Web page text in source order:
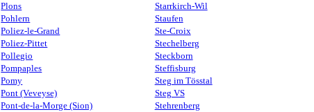
Plons
Pohlern
Poliez-le-Grand
Poliez-Pittet
Pollegio
Pompaples
Pomy
Pont (Veveyse)
Pont-de-la-Morge (Sion)
Starrkirch-Wil
Staufen
Ste-Croix
Stechelberg
Steckborn
Steffisburg
Steg im Tösstal
Steg VS
Stehrenberg